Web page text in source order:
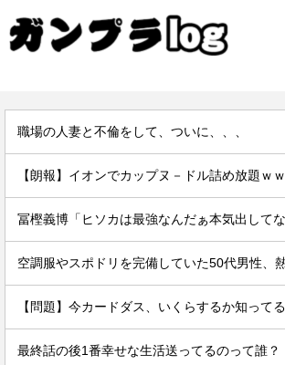
職場の人妻と不倫をして、ついに、、、
空調服やスポドリを完備していた50代男性、
【問題】今カードダス、いくらするか知って
最終話の後1番幸せな生活送ってるのって誰？